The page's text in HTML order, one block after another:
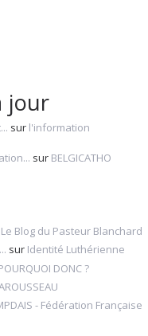
jour
sur l'information
sur BELGICATHO
Le Blog du Pasteur Blanchard
sur Identité Luthérienne
DONC ?
- Fédération Française